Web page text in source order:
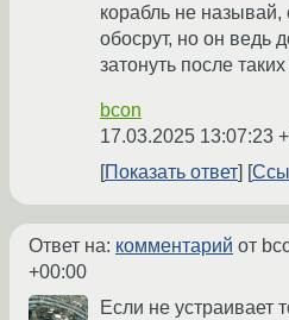
корабль не
обосрут, но он ведь
затонуть после
bcon
17.03.2025 13:07:23
Показать ответ
Ответ на: комментарий от
+00:00
Если не устраивает